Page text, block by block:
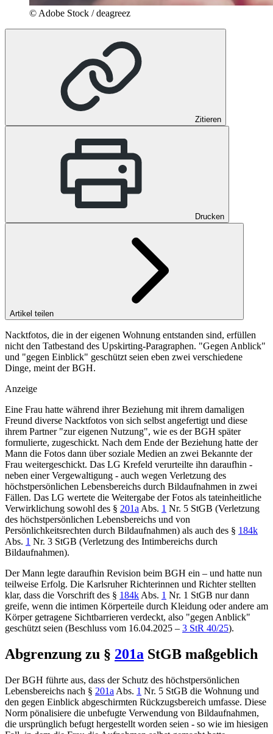
© Adobe Stock / deagreez
Zitieren
Drucken
Artikel teilen
Nacktfotos, die in der eigenen Wohnung entstanden sind, erfüllen
nicht den Tatbestand des Upskirting-Paragraphen. "Gegen Anblick"
und "gegen Einblick" geschützt seien eben zwei verschiedene
Dinge, meint der BGH.
Anzeige
Eine Frau hatte während ihrer Beziehung mit ihrem damaligen
Freund diverse Nacktfotos von sich selbst angefertigt und diese
ihrem Partner "zur eigenen Nutzung", wie es derBGH später
formulierte, zugeschickt. Nach dem Ende der Beziehung hatte der
Mann die Fotos dann über soziale Medien an zwei Bekannte der
Frau weitergeschickt. Das LG Krefeld verurteilte ihn daraufhin -
neben einer Vergewaltigung - auch wegen Verletzung des
höchstpersönlichen Lebensbereichs durch Bildaufnahmen in zwei
Fällen. Das LG wertete die Weitergabe der Fotos als tateinheitliche
Verwirklichung sowohl des § 201a Abs. 1 Nr. 5 StGB (Verletzung
des höchstpersönlichen Lebensbereichs und von
Persönlichkeitsrechten durch Bildaufnahmen) als auch des § 184k
Abs. 1 Nr. 3 StGB (Verletzung des Intimbereichs durch
Bildaufnahmen).
Der Mann legte daraufhin Revision beim BGH ein – und hatte nun
teilweise Erfolg. Die Karlsruher Richterinnen und Richter stellten
klar, dass die Vorschrift des § 184k Abs. 1 Nr. 1 StGB nur dann
greife, wenn die intimen Körperteile durch Kleidung oder andere am
Körper getragene Sichtbarrieren verdeckt, also "gegen Anblick"
geschützt seien (Beschluss vom 16.04.2025 – 3 StR 40/25).
Abgrenzung zu § 201a StGB maßgeblich
DerBGH führte aus, dass der Schutz des höchstpersönlichen
Lebensbereichs nach § 201a Abs. 1 Nr. 5 StGB die Wohnung und
den gegen Einblick abgeschirmten Rückzugsbereich umfasse. Diese
Norm pönalisiere die unbefugte Verwendung von Bildaufnahmen,
die ursprünglich befugt hergestellt worden seien - so wie im hiesigen